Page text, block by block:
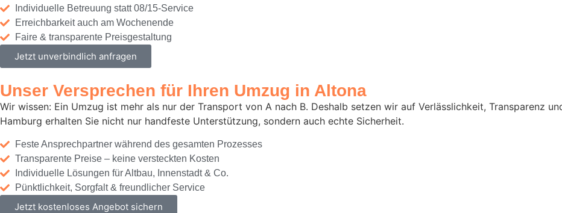
Individuelle Betreuung statt 08/15-Service
Erreichbarkeit auch am Wochenende
Faire & transparente Preisgestaltung
Jetzt unverbindlich anfragen
Unser Versprechen für Ihren Umzug in Altona
Wir wissen: Ein Umzug ist mehr als nur der Transport von A nach B. Deshalb setzen wir auf Verlässlichkeit, Transparenz
Hamburg erhalten Sie nicht nur handfeste Unterstützung, sondern auch echte Sicherheit.
Feste Ansprechpartner während des gesamten Prozesses
Transparente Preise – keine versteckten Kosten
Individuelle Lösungen für Altbau, Innenstadt & Co.
Pünktlichkeit, Sorgfalt & freundlicher Service
Jetzt kostenloses Angebot sichern